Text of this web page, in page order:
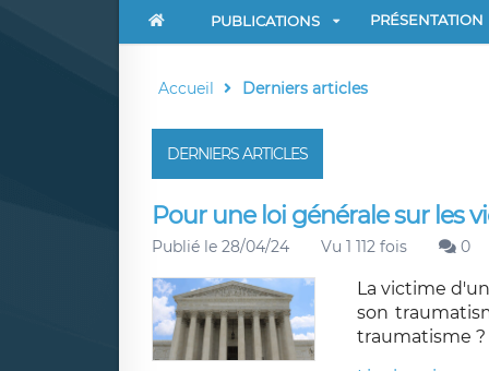
PUBLICATIONS PRÉSENTATION
Accueil Derniers articles
DERNIERS ARTICLES
Pour une loi générale sur les
Publié le 28/04/24 Vu 1 112 fois 0
La victime
son
traumatisme ?